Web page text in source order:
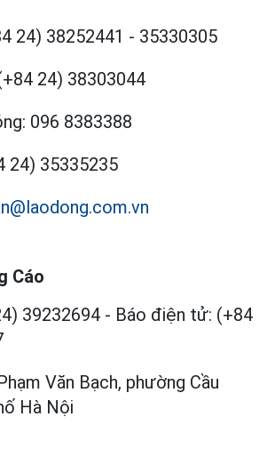
24) 38252441 - 35330305
24) 38303044
096 8383388
24) 35335235
Cáo
39232694 - Báo điện tử: (+84
Văn Bạch, phường Cầu
Hà Nội